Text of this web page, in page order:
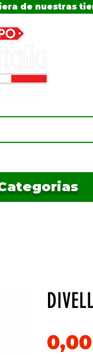
de nuestras